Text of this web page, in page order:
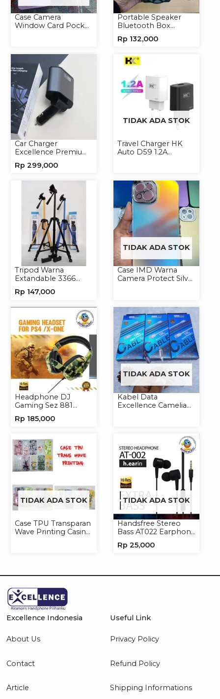
Case Camera
Window Card Pocket
Portable Speaker
Bluetooth Box
Portable Wireless
Rp 132,000
Car Charger
Excellence Premium
Handphone
Rp 299,000
TIDAK ADA STOK
Travel Charger HK
Auto D59 1.2A
Tripod Warna
Extandable 3366
Kamera
Rp 147,000
TIDAK ADA STOK
Case IMD Warna
Camera Protect Silver
Headphone DJ
Gaming Sez 881
Headset
Rp 185,000
TIDAK ADA STOK
Kabel Data
Excellence Camelia
TIDAK ADA STOK
Case TPU Transparan
Wave Printing Casing
TIDAK ADA STOK
Handsfree Stereo
Bass AT022 Earphone
Rp 25,000
Excellence Indonesia
About Us
Contact
Article
Useful Link
Privacy Policy
Refund Policy
Shipping Informations